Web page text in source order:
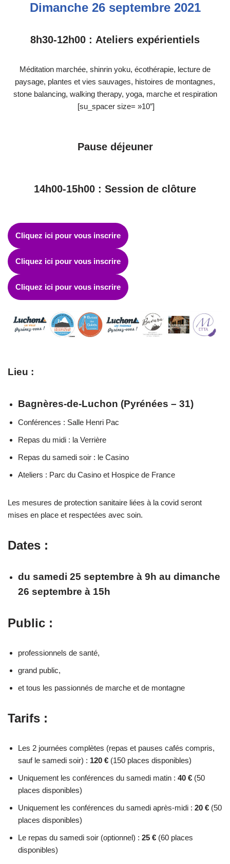
Dimanche 26 septembre 2021
8h30-12h00 : Ateliers expérientiels
Méditation marchée, shinrin yoku, écothérapie, lecture de
paysage, plantes et vies sauvages, histoires de montagnes,
stone balancing, walking therapy, yoga, marche et respiration
[su_spacer size= »10″]
Pause déjeuner
14h00-15h00 : Session de clôture
Cliquez ici pour vous inscrire
Cliquez ici pour vous inscrire
Cliquez ici pour vous inscrire
Lieu :
Bagnères-de-Luchon (Pyrénées – 31)
Conférences : Salle Henri Pac
Repas du midi : la Verrière
Repas du samedi soir : le Casino
Ateliers : Parc du Casino et Hospice de France
Les mesures de protection sanitaire liées à la covid seront
mises en place et respectées avec soin.
Dates :
du samedi 25 septembre à 9h au dimanche
26 septembre à 15h
Public :
professionnels de santé,
grand public,
et tous les passionnés de marche et de montagne
Tarifs :
Les 2 journées complètes (repas et pauses cafés compris,
sauf le samedi soir) : 120 € (150 places disponibles)
Uniquement les conférences du samedi matin : 40 € (50
places disponibles)
Uniquement les conférences du samedi après-midi : 20 € (50
places disponibles)
Le repas du samedi soir (optionnel) : 25 € (60 places
disponibles)